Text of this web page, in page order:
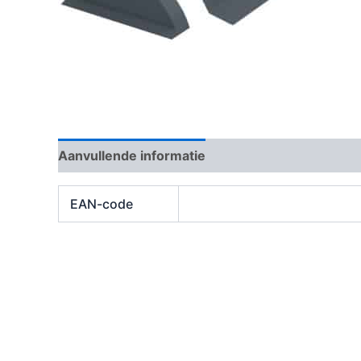
Aanvullende informatie
EAN-code